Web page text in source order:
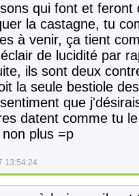
qui font et
la castagne, tu
à venir, ça tient
de lucidité par
ils sont deux
la seule bestiole
que
datent comme tu
plus =p
13:54:24